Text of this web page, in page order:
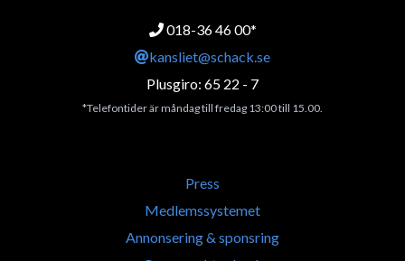
018-36 46 00*
kansliet@schack.se
Plusgiro: 65 22 - 7
*Telefontider är måndag till fredag 13:00 till 15.00.
Press
Medlemssystemet
Annonsering & sponsring